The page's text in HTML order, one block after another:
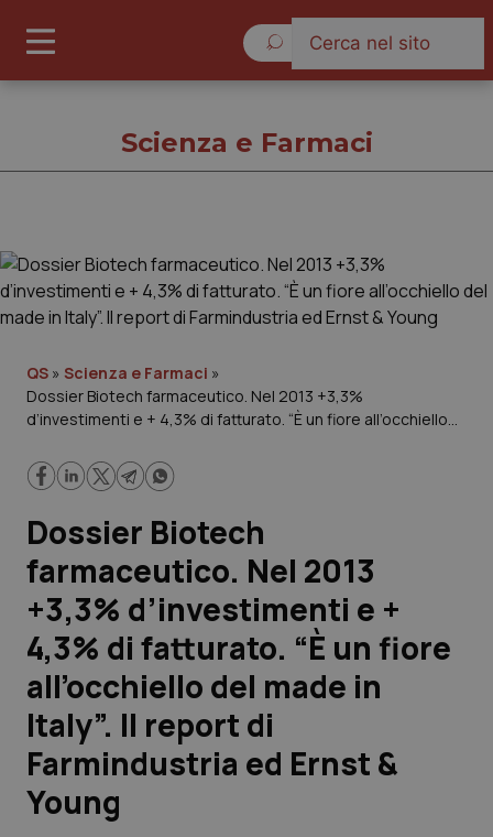
Cronache
Governo e Parlamento
Regioni e Asl
Lavoro e Professioni
Scienza e Farmaci
Studi e Analisi
Lettere al direttore
Edizioni Regionali
QS Pro
Scienza e Farmaci
QS » Scienza e Farmaci »
Dossier Biotech farmaceutico. Nel 2013 +3,3%
d’investimenti e + 4,3% di fatturato. “È un fiore all’occhiello
Dossier Biotech
farmaceutico. Nel 2013
+3,3% d’investimenti e +
4,3% di fatturato. “È un fiore
all’occhiello del made in
Italy”. Il report di
Farmindustria ed Ernst &
Young